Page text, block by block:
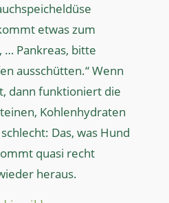
etwas zum
… Pankreas, bitte
ausschütten.“ Wenn
dann funktioniert die
Kohlenhydraten
Das, was Hund
quasi recht
heraus.